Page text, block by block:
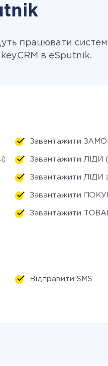
працювати
в eSputnik.
Завантажити
Завантажити ЛІДИ
Завантажити ЛІДИ
Завантажити
Завантажити
Відправити SMS